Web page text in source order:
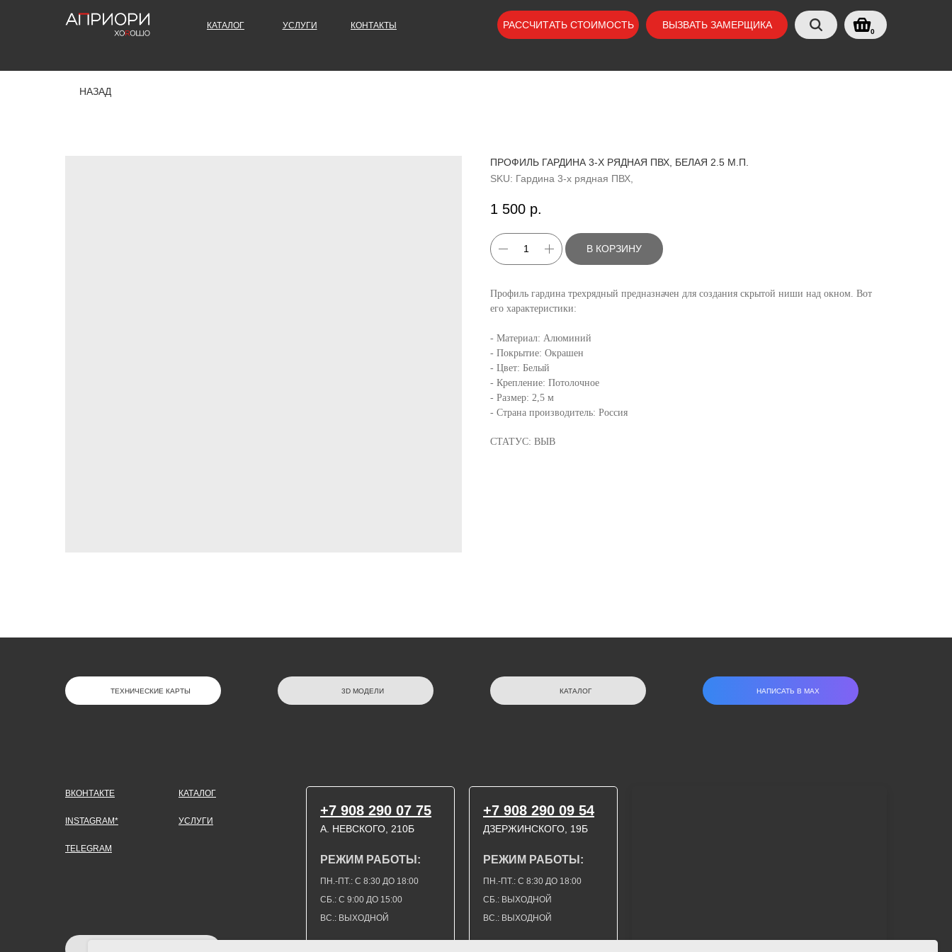
КОНТАКТЫ
УСЛУГИ
КАТАЛОГ ВЫЗВАТЬ ЗАМЕРЩИКА
РАССЧИТАТЬ СТОИМОСТЬ
0
НАЗАД
ПРОФИЛЬ ГАРДИНА 3-Х РЯДНАЯ ПВХ, БЕЛАЯ 2.5 М.П.
SKU: Гардина 3-х рядная ПВХ,
1 500 р.
В КОРЗИНУ
Профиль гардина трехрядный предназначен для создания скрытой ниши над окном. Вот
его характеристики:
- Материал: Алюминий
- Покрытие: Окрашен
- Цвет: Белый
- Крепление: Потолочное
- Размер: 2,5 м
- Страна производитель: Россия
СТАТУС: ВЫВ
НАПИСАТЬ В МАХ
КАТАЛОГ
3D МОДЕЛИ
ТЕХНИЧЕСКИЕ КАРТЫ
TELEGRAM
INSTAGRAM*
ВКОНТАКТЕ
ДЗЕРЖИНСКОГО, 19Б
ВС.: ВЫХОДНОЙ
СБ.: С 9:00 ДО 15:00
ПН.-ПТ.: С 8:30 ДО 18:00
А. НЕВСКОГО, 210Б
УСЛУГИ
+7 908 290 09 54
РЕЖИМ РАБОТЫ:
ВС.: ВЫХОДНОЙ
СБ.: ВЫХОДНОЙ
ПН.-ПТ.: С 8:30 ДО 18:00
РЕЖИМ РАБОТЫ:
+7 908 290 07 75
КАТАЛОГ